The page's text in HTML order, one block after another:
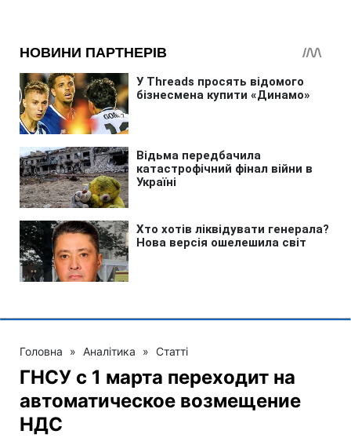
Головна » Аналітика » Статті
ГНСУ с 1 марта переходит на
автоматическое возмещение
НДС